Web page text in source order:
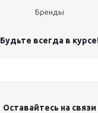
Бренды
Будьте всегда в
Оставайтесь на связи